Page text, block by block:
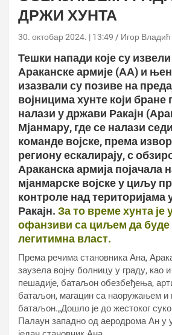
ДРЖИ ХУНТА
30. октобар 2024. | 13:49 Игор Владић
Тешки напади које су
Араканске армије (АА) и
изазвали су позиве на
војницима хунте који бране
налази у држави Ракајн
Мјанмару, где се налази
команде војске, према
региону ескалирају, с
Араканска армија појачала
мјанмарске војске у циљу
контроле над територијама
Ракајн. За то време хунта је
офанзиви са циљем да буде
легитимна власт.
Према речима становника Ана,
заузела војну болницу у граду, као
пешадије, батаљон обезбеђења,
батаљон, магацин са наоружањем и
батаљон.„Дошло је до жестоког
Палаун западно од аеродрома Ан у